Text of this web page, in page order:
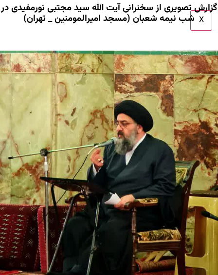
X
گزارش تصویری از سخنرانی آیت الله سید مجتبی نورمفیدی در
شب نیمه شعبان (مسجد امیرالمومنین _ تهران)